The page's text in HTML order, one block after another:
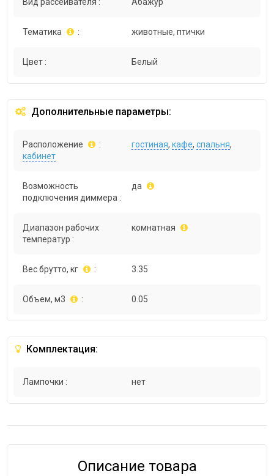
Тематика : животные, птички
Цвет : Белый
Дополнительные параметры:
Расположение : гостиная,кафе,спальня,
кабинет
Возможность
подключения диммера :
да
Диапазон рабочих
температур :
комнатная
Вес брутто, кг : 3.35
Объем, м3 : 0.05
Комплектация:
Лампочки : нет
Описание товара